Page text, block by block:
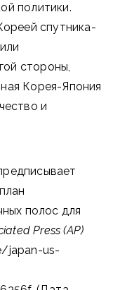
политики.
спутника-
стороны,
Корея-Япония
и
полос для
Press (AP)
japan-us-